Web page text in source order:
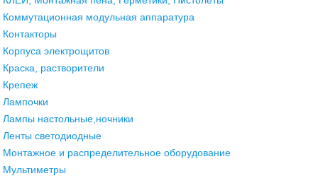
Коммутационная модульная аппаратура
Контакторы
Корпуса электрощитов
Краска, растворители
Крепеж
Лампочки
Лампы настольные,ночники
Ленты светодиодные
Монтажное и распределительное оборудование
Мультиметры